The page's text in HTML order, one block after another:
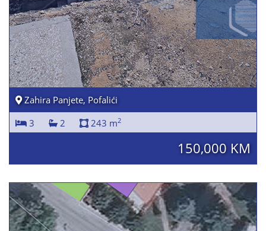
Zahira Panjete, Pofalići
3
2 243 m2
150,000 KM